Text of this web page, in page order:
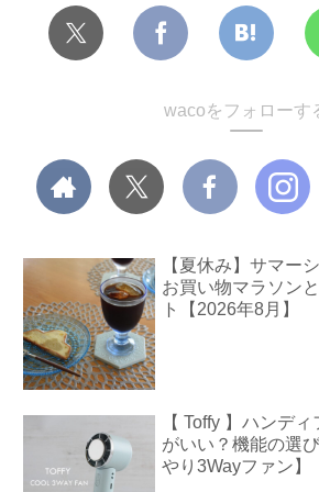
wacoをフォローす
【夏休み】サマー
お買い物マラソン
ト【2026年8月】
【 Toffy 】ハンデ
がいい？機能の選
やり3Wayファン】